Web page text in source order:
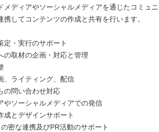
ディアやソーシャルメディアを通じたコミュニ
してコンテンツの作成と共有を行います。
定・実行のサポート
の取材の企画・対応と管理
、ライティング、配信
の問い合わせ対応
やソーシャルメディアでの発信
成とデザインサポート
密な連携及びPR活動のサポート